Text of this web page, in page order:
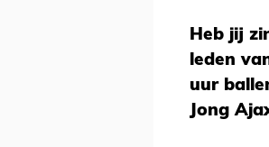
Heb jij
leden
uur
Jong